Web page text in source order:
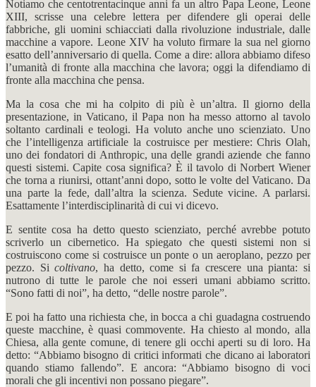
Notiamo che centotrentacinque anni fa un altro Papa Leone, Leone
XIII, scrisse una celebre lettera per difendere gli operai delle
fabbriche, gli uomini schiacciati dalla rivoluzione industriale, dalle
macchine a vapore. Leone XIV ha voluto firmare la sua nel giorno
esatto dell’anniversario di quella. Come a dire: allora abbiamo difeso
l’umanità di fronte alla macchina che lavora; oggi la difendiamo di
fronte alla macchina che pensa.
Ma la cosa che mi ha colpito di più è un’altra. Il giorno della
presentazione, in Vaticano, il Papa non ha messo attorno al tavolo
soltanto cardinali e teologi. Ha voluto anche uno scienziato. Uno
che l’intelligenza artificiale la costruisce per mestiere: Chris Olah,
uno dei fondatori di Anthropic, una delle grandi aziende che fanno
questi sistemi. Capite cosa significa? È il tavolo di Norbert Wiener
che torna a riunirsi, ottant’anni dopo, sotto le volte del Vaticano. Da
una parte la fede, dall’altra la scienza. Sedute vicine. A parlarsi.
Esattamente l’interdisciplinarità di cui vi dicevo.
E sentite cosa ha detto questo scienziato, perché avrebbe potuto
scriverlo un cibernetico. Ha spiegato che questi sistemi non si
costruiscono come si costruisce un ponte o un aeroplano, pezzo per
pezzo. Sicoltivano, ha detto, come si fa crescere una pianta: si
nutrono di tutte le parole che noi esseri umani abbiamo scritto.
“Sono fatti di noi”, ha detto, “delle nostre parole”.
E poi ha fatto una richiesta che, in bocca a chi guadagna costruendo
queste macchine, è quasi commovente. Ha chiesto al mondo, alla
Chiesa, alla gente comune, di tenere gli occhi aperti su di loro. Ha
detto: “Abbiamo bisogno di critici informati che dicano ai laboratori
quando stiamo fallendo”. E ancora: “Abbiamo bisogno di voci
morali che gli incentivi non possano piegare”.